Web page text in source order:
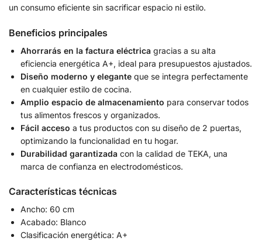
un consumo eficiente sin sacrificar espacio ni estilo.
Beneficios principales
Ahorrarás en la factura eléctrica gracias a su alta
eficiencia energética A+, ideal para presupuestos ajustados.
Diseño moderno y elegante que se integra perfectamente
en cualquier estilo de cocina.
Amplio espacio de almacenamiento para conservar todos
tus alimentos frescos y organizados.
Fácil acceso a tus productos con su diseño de 2 puertas,
optimizando la funcionalidad en tu hogar.
Durabilidad garantizada con la calidad de TEKA, una
marca de confianza en electrodomésticos.
Características técnicas
Ancho: 60 cm
Acabado: Blanco
Clasificación energética: A+